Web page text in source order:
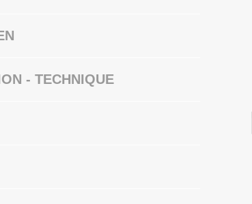
- TECHNIQUE